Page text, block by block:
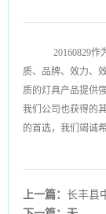
20160829
质、品牌、效力、
质的灯具产品提供
我们公司也获得的
的首选，我们竭诚
上一篇：长丰县